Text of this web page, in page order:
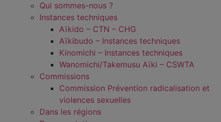
Qui sommes-nous ?
Instances techniques
Aïkido – CTN – CHG
Aïkibudo – Instances techniques
Kinomichi – Instances techniques
Wanomichi/Takemusu Aïki – CSWTA
Commissions
Commission Prévention radicalisation et
violences sexuelles
Dans les régions